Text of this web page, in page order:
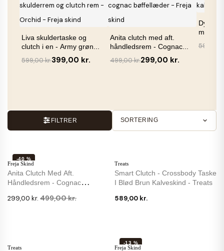
Liva skuldertaske og
clutch i en - Army grøn...
599,00 kr.399,00 kr.
Anita clutch med aft.
håndledsrem - Cognac...
499,00 kr.299,00 kr.
mørk
599,00
FILTRER SORTERING
Freja Skind
Anita Clutch Med Aft.
Håndledsrem - Cognac
299,00 kr. 499,00 kr.
-40 %
Treats
Smart Clutch - Crossbody Taske
I Blød Brun Kalveskind - Treats
589,00 kr.
Treats Freja Skind
-13 %